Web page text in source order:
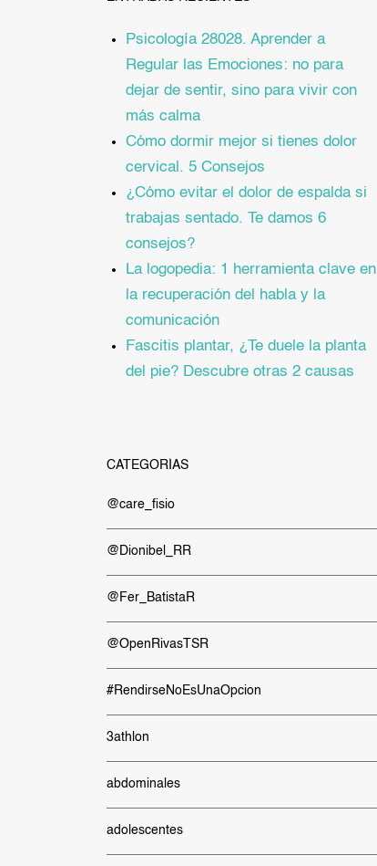
Psicología 28028. Aprender a
Regular las Emociones: no para
dejar de sentir, sino para vivir con
más calma
Cómo dormir mejor si tienes dolor
cervical. 5 Consejos
¿Cómo evitar el dolor de espalda si
trabajas sentado. Te damos 6
consejos?
La logopedia: 1 herramienta clave en
la recuperación del habla y la
comunicación
Fascitis plantar, ¿Te duele la planta
del pie? Descubre otras 2 causas
CATEGORÍAS
@care_fisio
@Dionibel_RR
@Fer_BatistaR
@OpenRivasTSR
#RendirseNoEsUnaOpcion
3athlon
abdominales
adolescentes